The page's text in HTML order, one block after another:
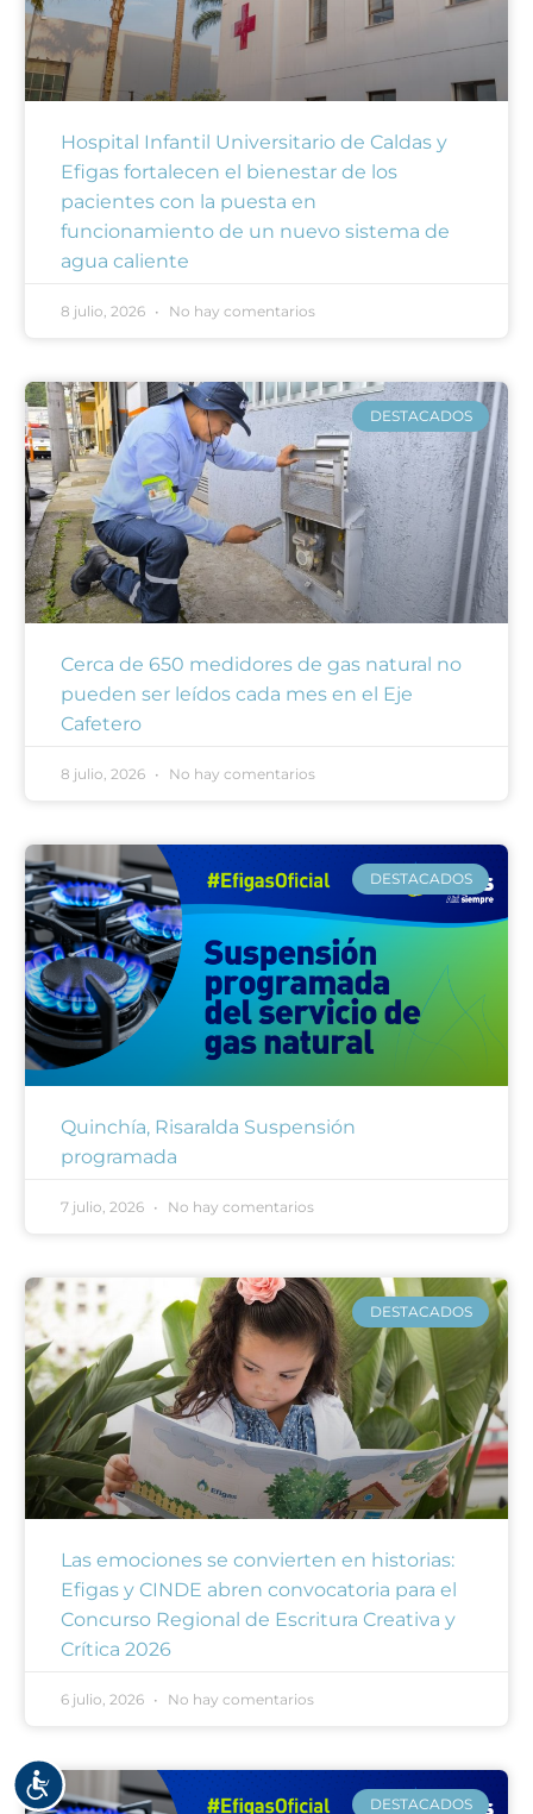
Accesibilidad
Hospital Infantil Universitario de Caldas y
Efigas fortalecen el bienestar de los
pacientes con la puesta en
funcionamiento de un nuevo sistema de
agua caliente
8 julio, 2026 No hay comentarios
DESTACADOS
Cerca de 650 medidores de gas natural no
pueden ser leídos cada mes en el Eje
Cafetero
8 julio, 2026 No hay comentarios
DESTACADOS
Quinchía, Risaralda Suspensión
programada
7 julio, 2026 No hay comentarios
DESTACADOS
Las emociones se convierten en historias:
Efigas y CINDE abren convocatoria para el
Concurso Regional de Escritura Creativa y
Crítica 2026
6 julio, 2026 No hay comentarios
DESTACADOS